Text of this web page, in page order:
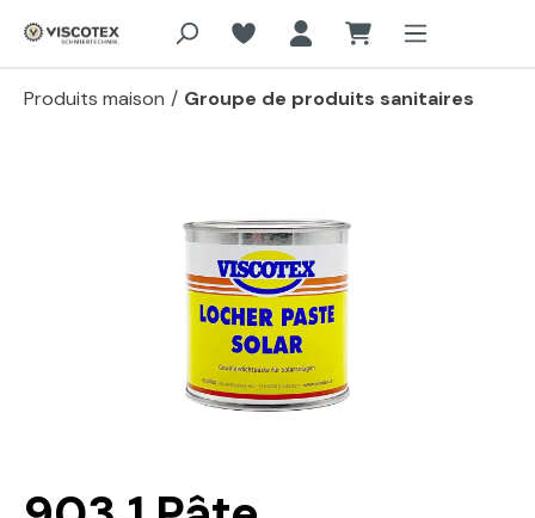
Aller au contenu principal
Produits maison / Groupe de produits sanitaires